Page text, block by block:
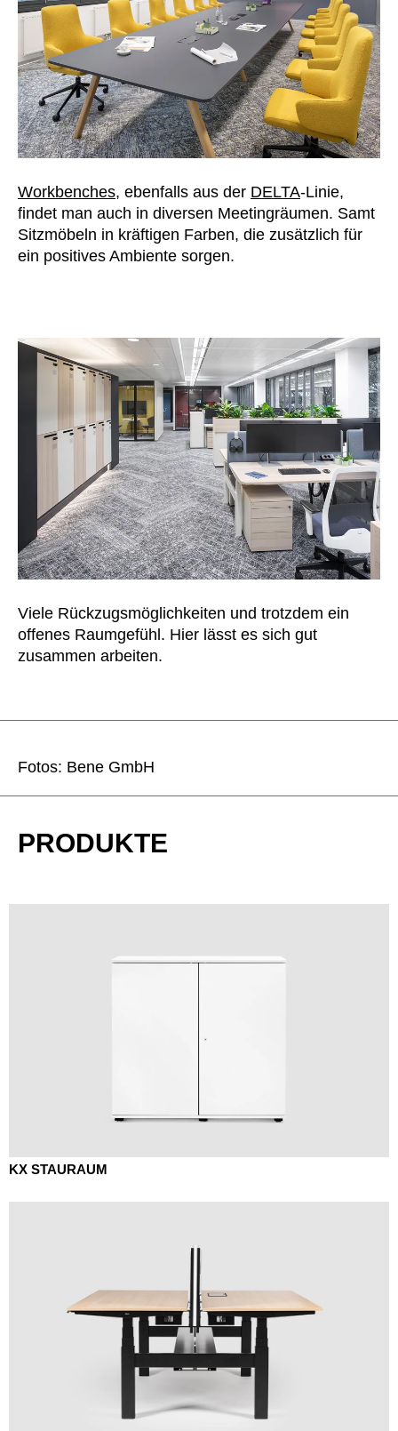
Workbenches, ebenfalls aus der DELTA-Linie,
findet man auch in diversen Meetingräumen. Samt
Sitzmöbeln in kräftigen Farben, die zusätzlich für
ein positives Ambiente sorgen.
Viele Rückzugsmöglichkeiten und trotzdem ein
offenes Raumgefühl. Hier lässt es sich gut
zusammen arbeiten.
Fotos: Bene GmbH
PRODUKTE
KX STAURAUM